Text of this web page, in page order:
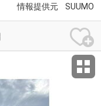
情報提供元 SUUMO